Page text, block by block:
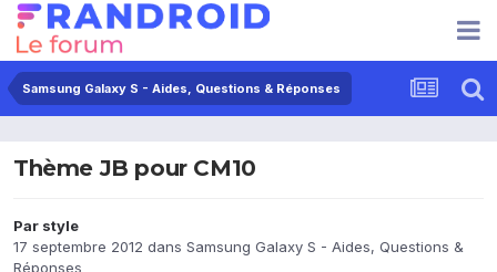
Samsung Galaxy S - Aides, Questions & Réponses
Thème JB pour CM10
Par style
17 septembre 2012 dans Samsung Galaxy S - Aides, Questions &
Réponses